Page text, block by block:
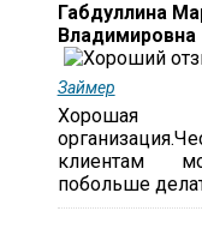
Габдуллина
Владимировна
Займер
Хорошая
клиентам
побольше